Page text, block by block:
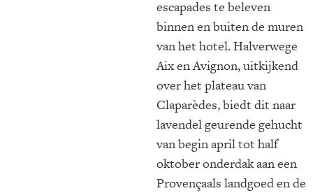
escapades te beleven
binnen en buiten de muren
van het hotel. Halverwege
Aix en Avignon, uitkijkend
over het plateau van
Claparèdes, biedt dit naar
lavendel geurende gehucht
van begin april tot half
oktober onderdak aan een
Provençaals landgoed en de